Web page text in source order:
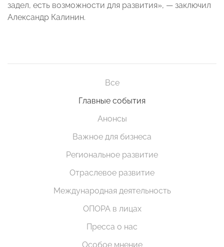
задел, есть возможности для развития», — заключил
Александр Калинин.
Все
Главные события
Анонсы
Важное для бизнеса
Региональное развитие
Отраслевое развитие
Международная деятельность
ОПОРА в лицах
Пресса о нас
Особое мнение